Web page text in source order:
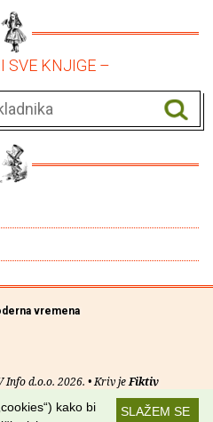
SVE KNJIGE –
vremena
d.o.o. 2026. • Kriv jeFiktiv
korištenja RSS kanaliSLAŽEM SE
kako bi